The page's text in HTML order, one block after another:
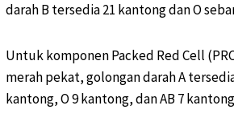
darah B tersedia 21 kantong dan O
Untuk komponen Packed Red Cell
merah pekat, golongan darah A
kantong, O 9 kantong, dan AB 7